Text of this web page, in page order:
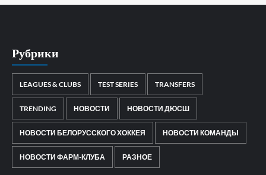
Рубрики
LEAGUES & CLUBS TEST SERIES TRANSFERS
TRENDING НОВОСТИ НОВОСТИ ДЮСШ
НОВОСТИ БЕЛОРУССКОГО ХОККЕЯ НОВОСТИ КОМАНДЫ
НОВОСТИ ФАРМ-КЛУБА РАЗНОЕ